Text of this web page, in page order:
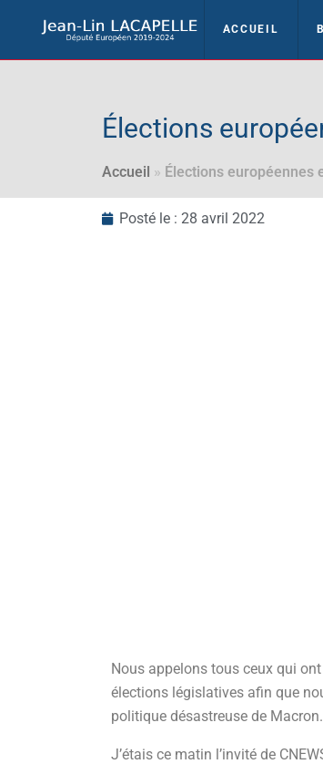
ACCUEIL
Élections
Accueil » Élections européennes
Posté le : 28 avril 2022
Nous appelons tous ceux qui
élections législatives afin que
politique désastreuse de
J’étais ce matin l’invité de